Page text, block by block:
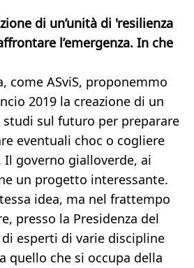
di un’unità di 'resilienza
l’emergenza. In che
come ASviS, proponemmo
2019 la creazione di un
sul futuro per preparare
eventuali choc o cogliere
governo gialloverde, ai
un progetto interessante.
idea, ma nel frattempo
presso la Presidenza del
esperti di varie discipline
quello che si occupa della